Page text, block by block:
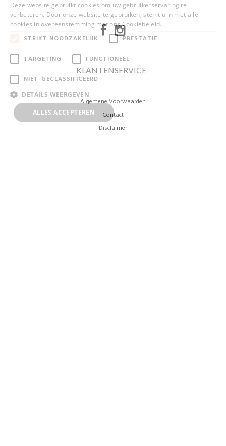
KLANTENSERVICE
Algemene Voorwaarden
Contact
Disclaimer
Deze website gebruikt cookies om uw gebruikerservaring te
verbeteren. Door onze website te gebruiken, stemt u in met alle
cookies in overeenstemming met ons Cookiebeleid.
STRIKT NOODZAKELIJK
PRESTATIE
TARGETING
FUNCTIONEEL
NIET-GECLASSIFICEERD
DETAILS WEERGEVEN
ALLES ACCEPTEREN